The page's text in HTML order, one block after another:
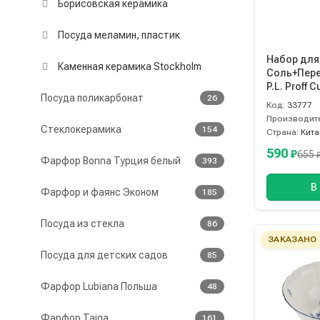
Борисовская керамика
Посуда меламин, пластик
Каменная керамика Stockholm
Посуда поликарбонат 26
Стеклокерамика 154
Фарфор Bonna Турция белый 393
Фарфор и фаянс Эконом 185
Посуда из стекла 86
Посуда для детских садов 85
Фарфор Lubiana Польша 48
161
Набор
P.L. Proff
Код: 33777
Страна:
590 ₽655₽
В
ЗАКАЗАНО